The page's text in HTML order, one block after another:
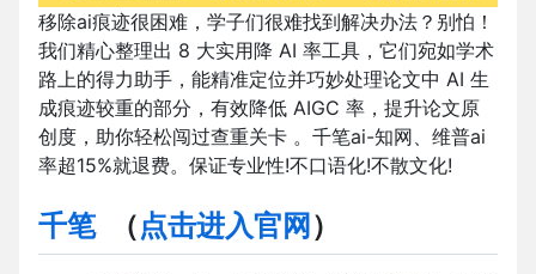
移除ai痕迹很困难，学子们很难找到解决办法？别怕！
我们精心整理出 8 大实用降 AI 率工具，它们宛如学术
路上的得力助手，能精准定位并巧妙处理论文中 AI 生
成痕迹较重的部分，有效降低 AIGC 率，提升论文原
创度，助你轻松闯过查重关卡 。千笔ai-知网、维普ai
率超15%就退费。保证专业性!不口语化!不散文化!
千笔（点击进入官网 ）